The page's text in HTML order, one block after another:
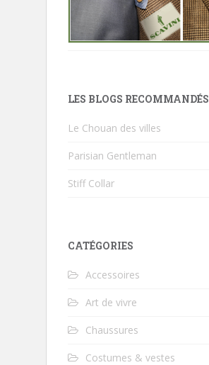
LES BLOGS RECOMMANDÉS
Le Chouan des villes
Parisian Gentleman
Stiff Collar
CATÉGORIES
Accessoires
Art de vivre
Chaussures
Costumes & vestes